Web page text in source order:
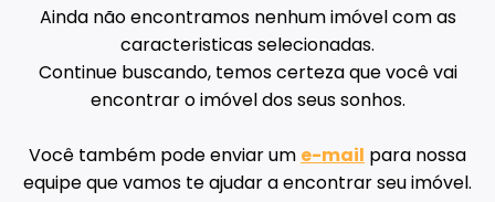
Ainda não encontramos nenhum imóvel com as
caracteristicas selecionadas.
Continue buscando, temos certeza que você vai
encontrar o imóvel dos seus sonhos.
Você também pode enviar um e-mail para nossa
equipe que vamos te ajudar a encontrar seu imóvel.